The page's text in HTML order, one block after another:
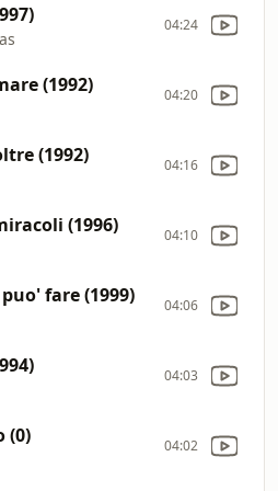
04:24
(1992) 04:20
(1992) 04:16
(1996) 04:10
fare (1999) 04:06
04:03
(0) 04:02